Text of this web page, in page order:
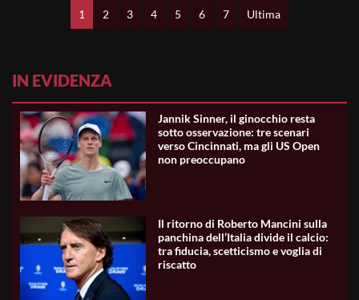
1 2 3 4 5 6 7 Ultima
IN EVIDENZA
Jannik Sinner, il ginocchio resta
sotto osservazione: tre scenari
verso Cincinnati, ma gli US Open
non preoccupano
Il ritorno di Roberto Mancini sulla
panchina dell’Italia divide il calcio:
tra fiducia, scetticismo e voglia di
riscatto